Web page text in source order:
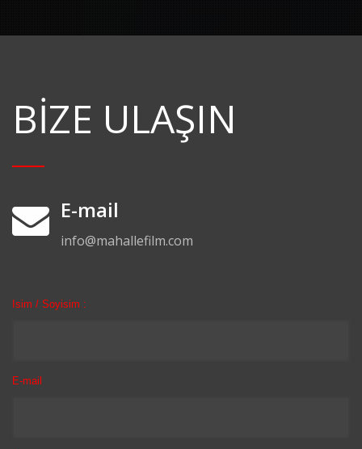
BIZE ULAŞIN
E-mail
info@mahallefilm.com
Isim / Soyisim :
E-mail